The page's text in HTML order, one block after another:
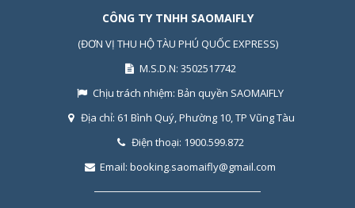
CÔNG TY TNHH SAOMAIFLY
(ĐƠN VỊ THU HỘ TÀU PHÚ QUỐC EXPRESS)
M.S.D.N: 3502517742
Chịu trách nhiệm: Bản quyền SAOMAIFLY
Địa chỉ: 61 Bình Quý, Phường 10, TP Vũng Tàu
Điện thoại: 1900.599.872
Email: booking.saomaifly@gmail.com